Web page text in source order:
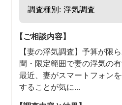
調査種別: 浮気調査
【ご相談内容】
【妻の浮気調査】予算が限
間・限定範囲で妻の浮気の
最近、妻がスマートフォン
することが気に...